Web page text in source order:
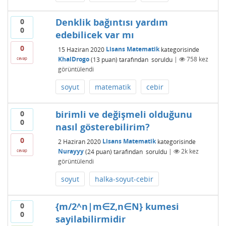
0
0
0
cevap
Denklik bağıntısı yardım
edebilicek var mı
15 Haziran 2020 Lisans Matematikkategorisinde
KhalDrogo (13 puan) tarafından soruldu | 758kez
görüntülendi
soyut matematik cebir
0
0
0
cevap
birimli ve değişmeli olduğunu
nasıl gösterebilirim?
2 Haziran 2020 Lisans Matematikkategorisinde
Nurayyy (24puan) tarafından soruldu | 2kkez
görüntülendi
soyut halka-soyut-cebir
0
0
{m/2^n|m∈Z,n∈N} kumesi
sayilabilirmidir